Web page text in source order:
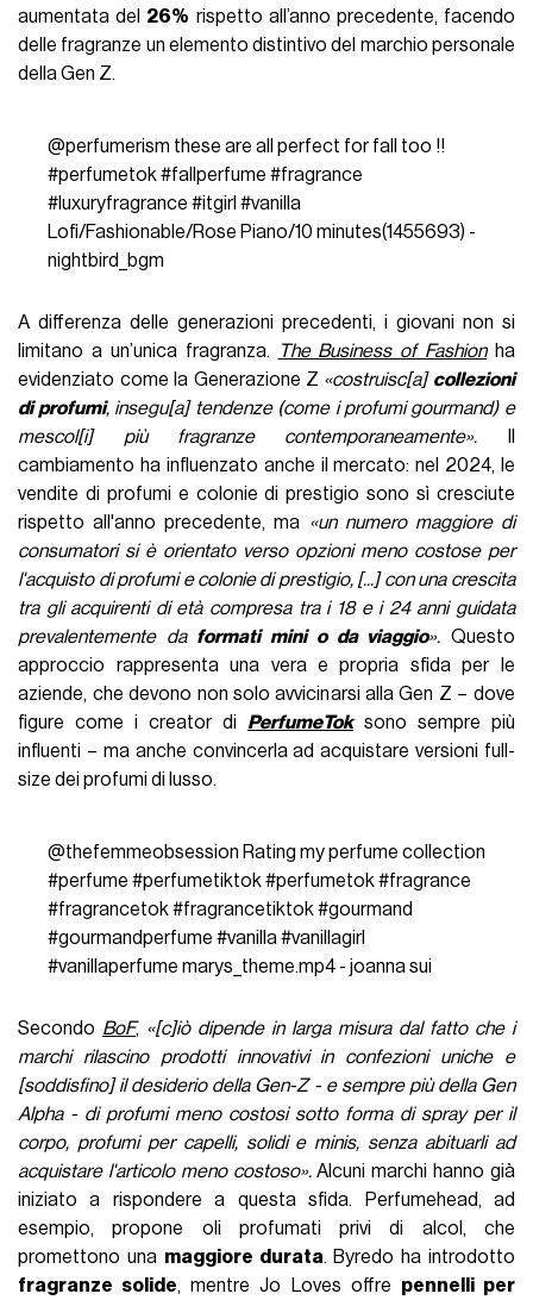
aumentata del 26% rispetto all’anno precedente, facendo
delle fragranze un elemento distintivo del marchio personale
della Gen Z.
@perfumerism these are all perfect for fall too !!
#perfumetok #fallperfume #fragrance
#luxuryfragrance #itgirl #vanilla
Lofi/Fashionable/Rose Piano/10 minutes(1455693) -
nightbird_bgm
A differenza delle generazioni precedenti, i giovani non si
limitano a un’unica fragranza.
The Business of Fashionha
evidenziato come la Generazione Z «costruisc[a] collezioni
di profumi, insegu[a] tendenze (come i profumi gourmand) e
mescol[i] più fragranze contemporaneamente».
cambiamento ha influenzato anche il mercato: nel 2024, le
vendite di profumi e colonie di prestigio sono sì cresciute
rispetto all'anno precedente, ma «un numero maggiore di
consumatori si è orientato verso opzioni meno costose per
l'acquisto di profumi e colonie di prestigio, [...] con una crescita
tra gli acquirenti di età compresa tra i 18 e i 24 anni guidata
prevalentemente da formati mini o da viaggio». Questo
approccio rappresenta una vera e propria sfida per le
aziende, che devono non solo avvicinarsi alla Gen Z – dove
figure come i creator di PerfumeToksono sempre più
influenti – ma anche convincerla ad acquistare versioni full-
size dei profumi di lusso.
@thefemmeobsession Rating my perfume collection
#perfume #perfumetiktok #perfumetok #fragrance
#fragrancetok #fragrancetiktok #gourmand
#gourmandperfume #vanilla#vanillagirl
#vanillaperfume marys_theme.mp4 - joanna sui
Secondo BoF, «[c]iò dipende in larga misura dal fatto che i
marchi rilascino prodotti innovativi in confezioni uniche e
[soddisfino] il desiderio della Gen-Z - e sempre più della Gen
Alpha - di profumi meno costosi sotto forma di spray per il
corpo, profumi per capelli, solidi e minis, senza abituarli ad
acquistare l'articolo meno costoso».Alcuni marchi hanno già
iniziato a rispondere a questa sfida. Perfumehead, ad
esempio, propone oli profumati privi di alcol, che
promettono una maggiore durata. Byredo ha introdotto
fragranze solide, mentre Jo Loves offre pennelli per